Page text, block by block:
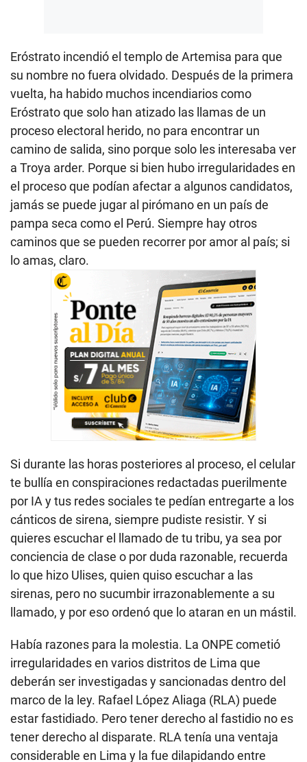
Eróstrato incendió el templo de Artemisa para que
su nombre no fuera olvidado. Después de la primera
vuelta, ha habido muchos incendiarios como
Eróstrato que solo han atizado las llamas de un
proceso electoral herido, no para encontrar un
camino de salida, sino porque solo les interesaba ver
a Troya arder. Porque si bien hubo irregularidades en
el proceso que podían afectar a algunos candidatos,
jamás se puede jugar al pirómano en un país de
pampa seca como el Perú. Siempre hay otros
caminos que se pueden recorrer por amor al país; si
lo amas, claro.
Si durante las horas posteriores al proceso, el celular
te bullía en conspiraciones redactadas puerilmente
por IA y tus redes sociales te pedían entregarte a los
cánticos de sirena, siempre pudiste resistir. Y si
quieres escuchar el llamado de tu tribu, ya sea por
conciencia de clase o por duda razonable, recuerda
lo que hizo Ulises, quien quiso escuchar a las
sirenas, pero no sucumbir irrazonablemente a su
llamado, y por eso ordenó que lo ataran en un mástil.
Había razones para la molestia. La ONPE cometió
irregularidades en varios distritos de Lima que
deberán ser investigadas y sancionadas dentro del
marco de la ley. Rafael López Aliaga (RLA) puede
estar fastidiado. Pero tener derecho al fastidio no es
tener derecho al disparate. RLA tenía una ventaja
considerable en Lima y la fue dilapidando entre